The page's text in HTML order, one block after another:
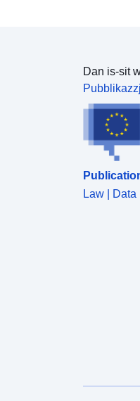
Dan is-sit
Law |